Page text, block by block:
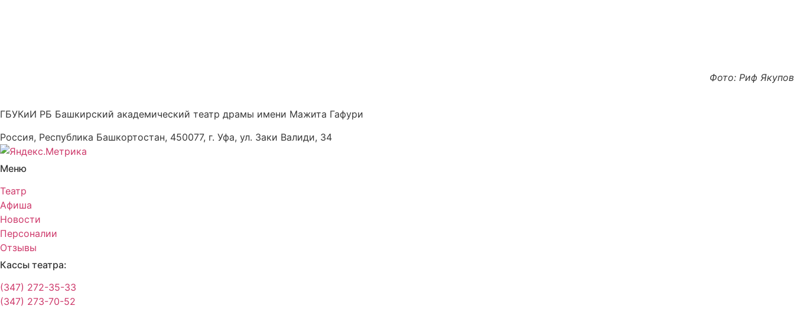
Фото: Риф Якупов
ГБУКиИ РБ Башкирский академический театр драмы имени Мажита Гафури
Россия, Республика Башкортостан, 450077, г. Уфа, ул. Заки Валиди, 34
Меню
Театр
Афиша
Новости
Персоналии
Отзывы
Кассы театра:
(347) 272-35-33
(347) 273-70-52